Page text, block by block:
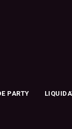
PARTY